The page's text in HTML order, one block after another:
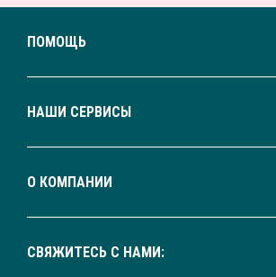
ПОМОЩЬ
НАШИ СЕРВИСЫ
О КОМПАНИИ
СВЯЖИТЕСЬ С НАМИ: